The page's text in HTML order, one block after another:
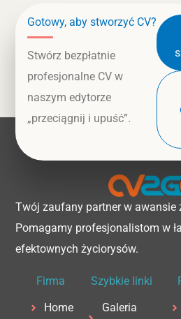
Gotowy, aby stworzyć CV?
Stwórz bezpłatnie
profesjonalne CV w
naszym edytorze
„przeciągnij i upuść”.
Twój zaufany partner w awansie
Pomagamy profesjonalistom w
efektownych życiorysów.
Firma
Home
Szybkie linki
Galeria